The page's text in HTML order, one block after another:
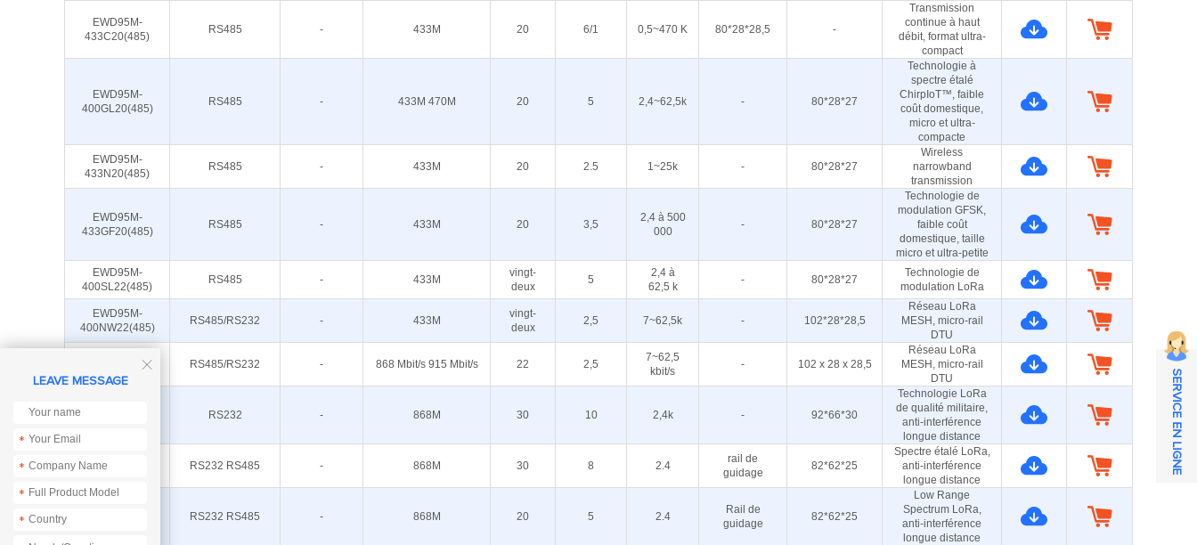
EWD95M-
433C20(485)
RS485 - 433M 20 6/1 0,5~470 K 80*28*28,5 -
Transmission
continue à haut
débit, format ultra-
compact
EWD95M-
400GL20(485)
RS485 - 433M 470M 20 5 2,4~62,5k - 80*28*27
Technologie à
spectre étalé
ChirpIoT™, faible
coût domestique,
micro et ultra-
compacte
EWD95M-
433N20(485)
RS485 - 433M 20 2.5 1~25k - 80*28*27
Wireless
narrowband
transmission
EWD95M-
433GF20(485)
RS485 - 433M 20 3,5
2,4 à 500
000
- 80*28*27
Technologie de
modulation GFSK,
faible coût
domestique, taille
micro et ultra-petite
EWD95M-
400SL22(485)
RS485 - 433M
vingt-
deux
5
2,4 à
62,5 k
- 80*28*27
Technologie de
modulation LoRa
EWD95M-
400NW22(485)
RS485/RS232 - 433M
vingt-
deux
2,5 7~62,5k - 102*28*28,5
Réseau LoRa
MESH, micro-rail
DTU
900NW22(485)
RS485/RS232 - 868 Mbit/s 915 Mbit/s 22 2,5
7~62,5
kbit/s
- 102 x 28 x 28,5
Réseau LoRa
MESH, micro-rail
DTU
RS232 - 868M 30 10 2,4k - 92*66*30
Technologie LoRa
de qualité militaire,
anti-interférence
longue distance
DTU(900L30)-V8
RS232 RS485 - 868M 30 8 2.4
rail de
guidage
82*62*25
Spectre étalé LoRa,
anti-interférence
longue distance
RS232 RS485 - 868M 20 5 2.4
Rail de
guidage
82*62*25
Low Range
Spectrum LoRa,
anti-interférence
longue distance

LEAVE MESSAGE
*
*
*
*
SERVICE EN LIGNE